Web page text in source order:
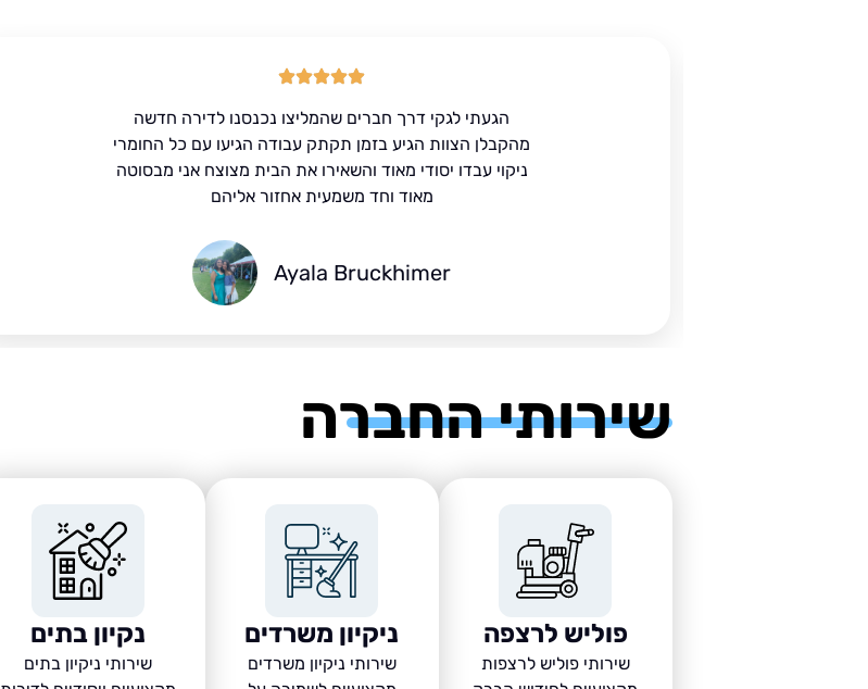
הגעתי לגקי דרך חברים שהמליצו נכנסנו לדירה חדשה
מהקבלן הצוות הגיע בזמן תקתק עבודה הגיעו עם כל החומרי
ניקוי עבדו יסודי מאוד והשאירו את הבית מצוצח אני מבסוטה
מאוד וחד משמעית אחזור אליהם
Ayala Bruckhimer
שירותי החברה
פוליש לרצפה
שירותי פוליש לרצפות
ניקיון משרדים
שירותי ניקיון משרדים
נקיון בתים
שירותי ניקיון בתים